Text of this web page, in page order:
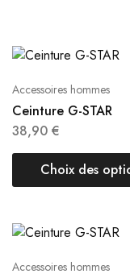
Accessoires hommes
Ceinture G-STAR
38,90 €
Choix des
Accessoires hommes